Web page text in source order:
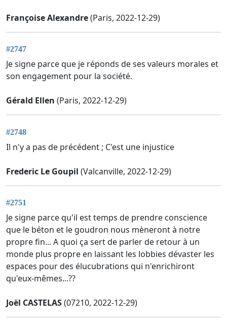
Françoise Alexandre(Paris, 2022-12-29)
#2747
Je signe parce que je réponds de ses valeurs morales et
son engagement pour la société.
Gérald Ellen (Paris, 2022-12-29)
#2748
Il n'y a pas de précédent ; C'est une injustice
Frederic Le Goupil (Valcanville, 2022-12-29)
#2751
Je signe parce qu'il est temps de prendre conscience
que le béton et le goudron nous mèneront à notre
propre fin... A quoi ça sert de parler de retour à un
monde plus propre en laissant les lobbies dévaster les
espaces pour des élucubrations qui n'enrichiront
qu'eux-mêmes...??
Joël CASTELAS(07210, 2022-12-29)